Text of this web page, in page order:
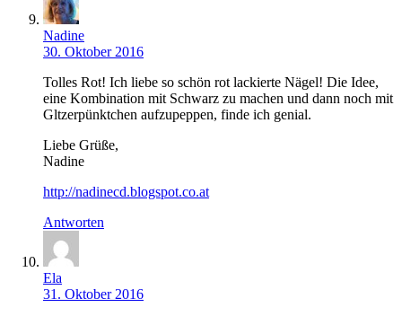
Nadine
30. Oktober 2016
Tolles Rot! Ich liebe so schön rot lackierte Nägel! Die Idee,
eine Kombination mit Schwarz zu machen und dann noch mit
Gltzerpünktchen aufzupeppen, finde ich genial.
Liebe Grüße,
Nadine
http://nadinecd.blogspot.co.at
Antworten
Ela
31. Oktober 2016